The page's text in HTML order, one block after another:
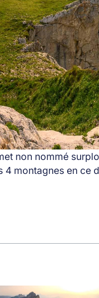
non nommé
4 montagnes en ce